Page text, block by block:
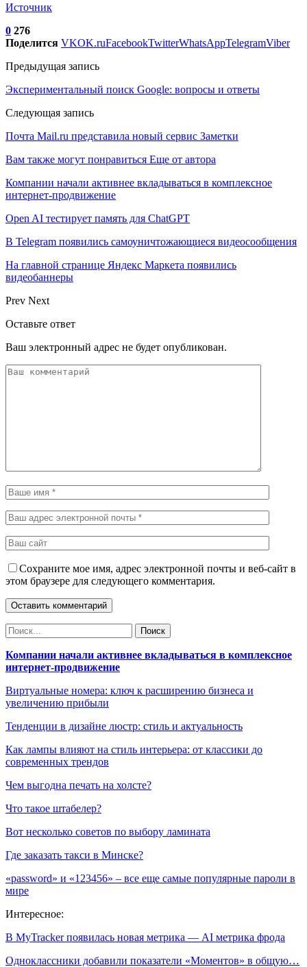
Источник
0 276
Поделится VKOK.ruFacebookTwitterWhatsAppTelegramViber
Предыдущая запись
Экспериментальный поиск Google: вопросы и ответы
Следующая запись
Почта Mail.ru представила новый сервис Заметки
Вам также могут понравиться Еще от автора
Компании начали активнее вкладываться в комплексное
интернет-продвижение
Open AI тестирует память для ChatGPT
В Telegram появились самоуничтожающиеся видеосообщения
На главной странице Яндекс Маркета появились
видеобаннеры
Prev Next
Оставьте ответ
Ваш электронный адрес не будет опубликован.
Сохраните мое имя, адрес электронной почты и веб-сайт в
этом браузере для следующего комментария.
Компании начали активнее вкладываться в комплексное
интернет-продвижение
Виртуальные номера: ключ к расширению бизнеса и
увеличению прибыли
Тенденции в дизайне люстр: стиль и актуальность
Как лампы влияют на стиль интерьера: от классики до
современных трендов
Чем выгодна печать на холсте?
Что такое штабелер?
Вот несколько советов по выбору ламината
Где заказать такси в Минске?
«password» и «123456» – все еще самые популярные пароли в
мире
Интересное:
В MyTracker появилась новая метрика — AI метрика фрода
Одноклассники добавили показатели «Моментов» в общую…